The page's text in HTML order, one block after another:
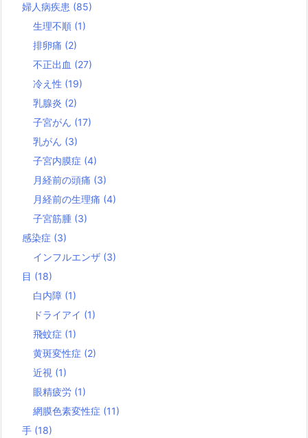
婦人病疾患 (85)
生理不順 (1)
排卵痛 (2)
不正出血 (27)
冷え性 (19)
乳腺炎 (2)
子宮がん (17)
乳がん (3)
子宮内膜症 (4)
月経前の頭痛 (3)
月経前の生理痛 (4)
子宮筋腫 (3)
感染症 (3)
インフルエンザ (3)
目 (18)
白内障 (1)
ドライアイ (1)
飛蚊症 (1)
黄斑変性症 (2)
近視 (1)
眼精疲労 (1)
網膜色素変性症 (11)
手 (18)